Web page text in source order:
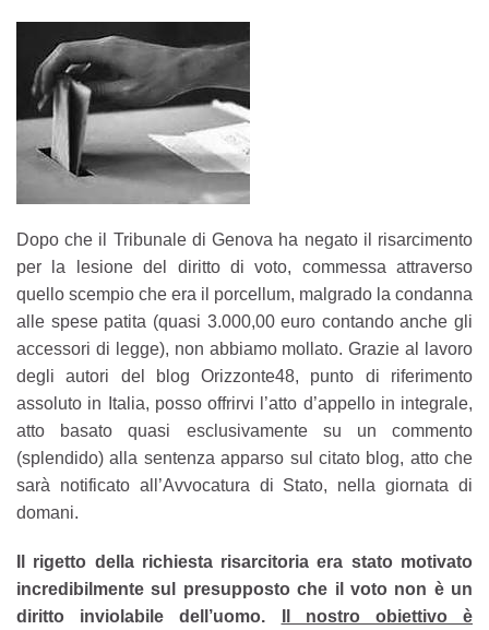
Dopo che il Tribunale di Genova ha negato il risarcimento
per la lesione del diritto di voto, commessa attraverso
quello scempio che era il porcellum, malgrado la condanna
alle spese patita (quasi 3.000,00 euro contando anche gli
accessori di legge), non abbiamo mollato. Grazie al lavoro
degli autori del blog Orizzonte48, punto di riferimento
assoluto in Italia, posso offrirvi l’atto d’appello in integrale,
atto basato quasi esclusivamente su un commento
(splendido) alla sentenza apparso sul citato blog, atto che
sarà notificato all’Avvocatura di Stato, nella giornata di
domani.
Il rigetto della richiesta risarcitoria era stato motivato
incredibilmente sul presupposto che il voto non è un
diritto inviolabile dell’uomo.
Il nostro obiettivo è